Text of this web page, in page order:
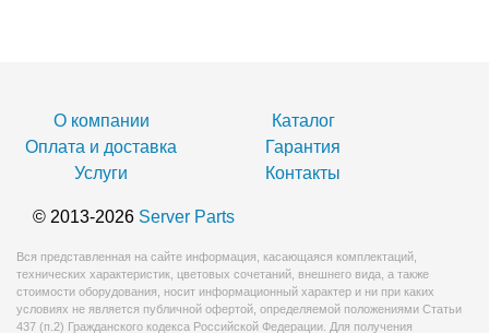
О компании
Каталог
Оплата и доставка
Гарантия
Услуги
Контакты
© 2013-2026 Server Parts
Вся представленная на сайте информация, касающаяся комплектаций,
технических характеристик, цветовых сочетаний, внешнего вида, а также
стоимости оборудования, носит информационный характер и ни при каких
условиях не является публичной офертой, определяемой положениями Статьи
437 (п.2) Гражданского кодекса Российской Федерации. Для получения